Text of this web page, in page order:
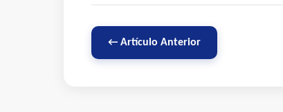
← Artículo Anterior